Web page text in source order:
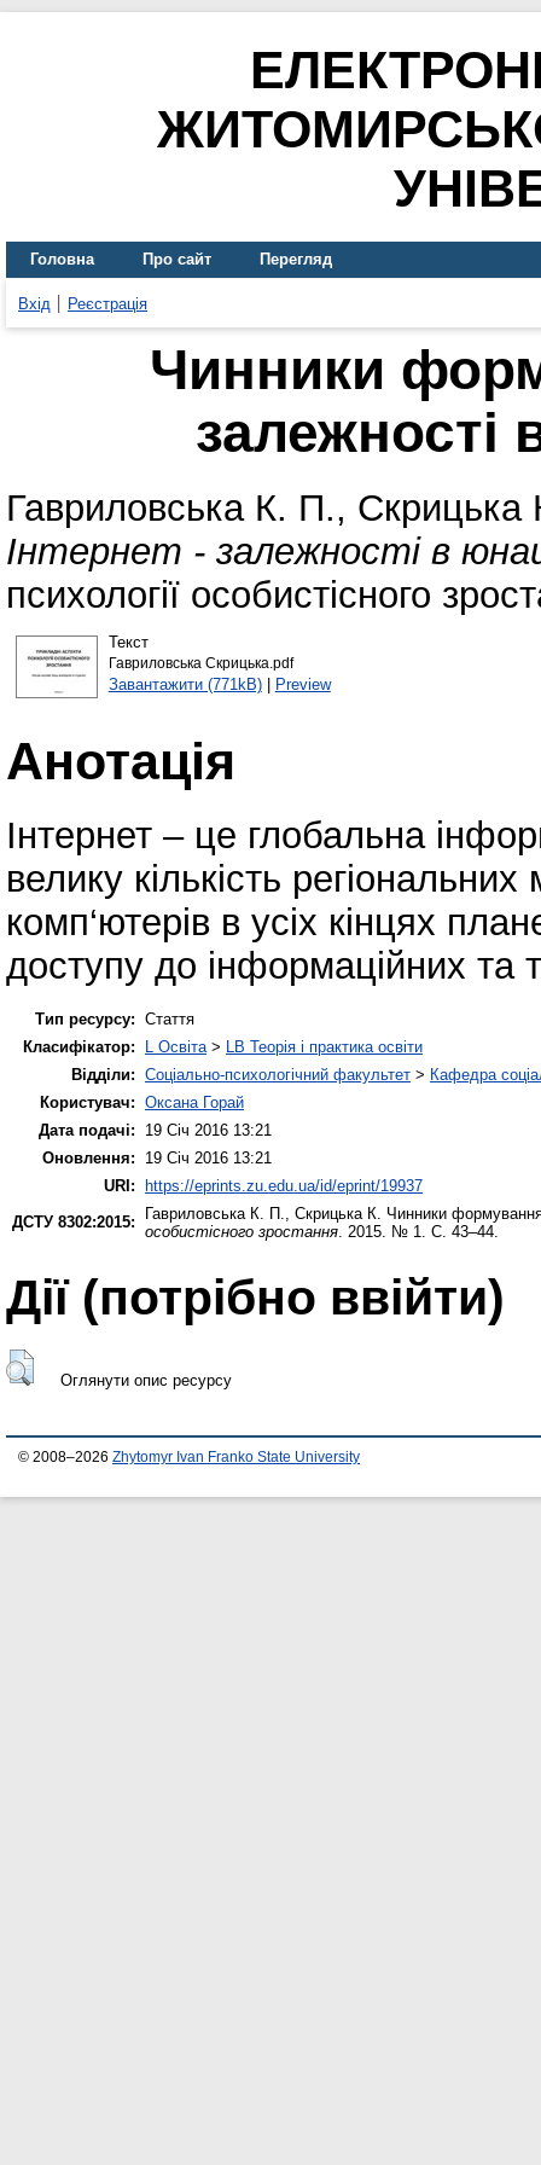
Головна Про сайт Перегляд
Вхід Реєстрація
Чинники
залежності
Гавриловська К. П., Скрицька
Інтернет - залежності в
психології особистісного
Текст
Гавриловська Скрицька.pdf
Завантажити (771kB)| Preview
Анотація
Інтернет – це глобальна
велику кількість
комп‘ютерів в усіх кінцях
доступу до інформаційних та
Тип ресурсу: Стаття
Класифікатор:
L Освіта > LB Теорія і практика освіти
Відділи: Соціально-психологічний факультет > Кафедра
Користувач: Оксана Горай
Дата подачі:
19 Січ 2016 13:21
Оновлення:
19 Січ 2016 13:21
URI: https://eprints.zu.edu.ua/id/eprint/19937
ДСТУ 8302:2015:
Гавриловська К. П. Скрицька К.
Чинники
особистісного зростання . 2015. № 1. С. 43–44.
Дії ​​(потрібно ввійти)
Оглянути опис ресурсу
© 2008–2026 Zhytomyr Ivan Franko State University